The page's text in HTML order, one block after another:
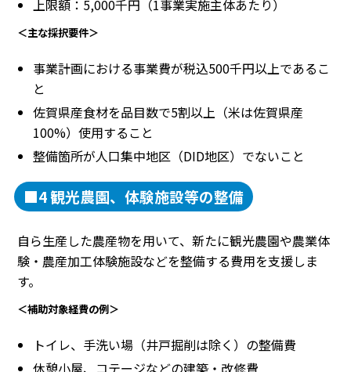
上限額：5,000千円（1事業実施主体あたり）
＜主な採択要件＞
事業計画における事業費が税込500千円以上であるこ
と
佐賀県産食材を品目数で5割以上（米は佐賀県産
100%）使用すること
整備箇所が人口集中地区（DID地区）でないこと
■4 観光農園、体験施設等の整備
自ら生産した農産物を用いて、新たに観光農園や農業体
験・農産加工体験施設などを整備する費用を支援しま
す。
＜補助対象経費の例＞
トイレ、手洗い場（井戸掘削は除く）の整備費